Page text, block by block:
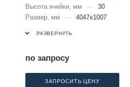
Высота ячейки, мм
—
30
Размер, мм
— 4047х1007
РАЗВЕРНУТЬ
по запросу
ЗАПРОСИТЬ ЦЕНУ